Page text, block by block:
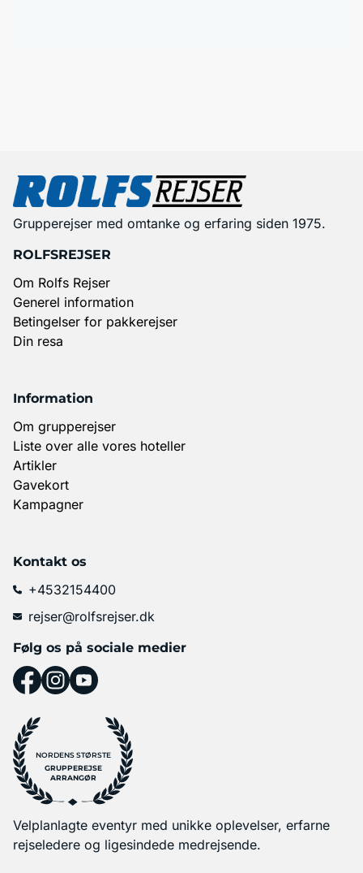
Grupperejser med omtanke og erfaring siden 1975.
ROLFSREJSER
Om Rolfs Rejser
Generel information
Betingelser for pakkerejser
Din resa
Information
Om grupperejser
Liste over alle vores hoteller
Artikler
Gavekort
Kampagner
Kontakt os
+4532154400
rejser@rolfsrejser.dk
Følg os på sociale medier
NORDENS STØRSTE
GRUPPEREJSE
ARRANGØR
Velplanlagte eventyr med unikke oplevelser, erfarne
rejseledere og ligesindede medrejsende.